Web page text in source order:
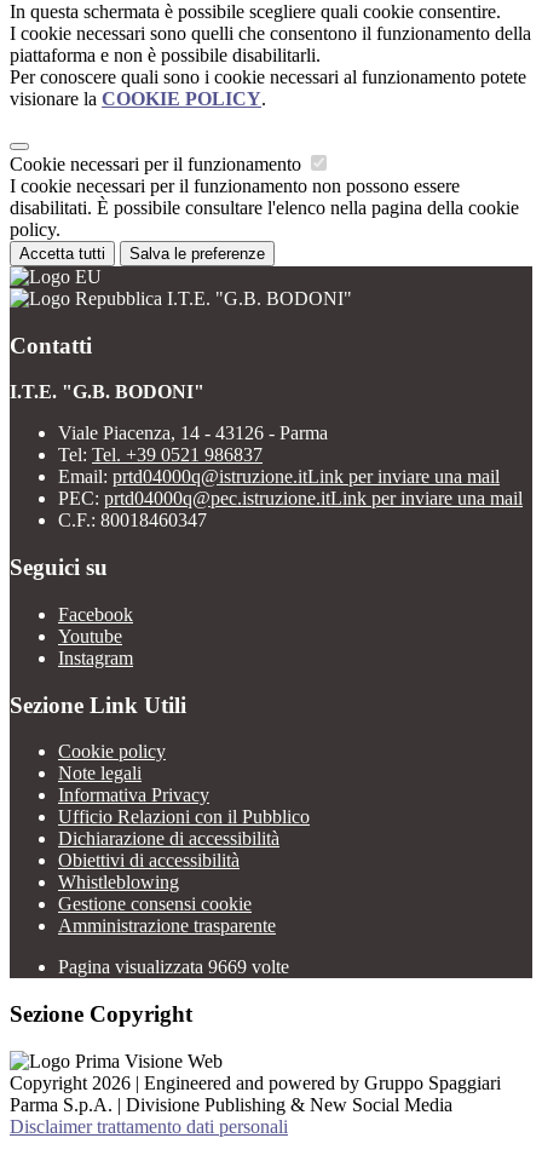
In questa schermata è possibile scegliere quali cookie consentire.
I cookie necessari sono quelli che consentono il funzionamento della
piattaforma e non è possibile disabilitarli.
Per conoscere quali sono i cookie necessari al funzionamento potete
visionare la COOKIE POLICY.
Cookie necessari per il funzionamento
I cookie necessari per il funzionamento non possono essere
disabilitati. È possibile consultare l'elenco nella pagina della cookie
policy.
Accetta tutti Salva le preferenze
I.T.E. "G.B. BODONI"
Contatti
I.T.E. "G.B. BODONI"
Viale Piacenza, 14 - 43126 - Parma
Tel: Tel. +39 0521 986837
Email: prtd04000q@istruzione.itLink per inviare una mail
PEC: prtd04000q@pec.istruzione.itLink per inviare una mail
C.F.: 80018460347
Seguici su
Facebook
Youtube
Instagram
Sezione Link Utili
Cookie policy
Note legali
Informativa Privacy
Ufficio Relazioni con il Pubblico
Dichiarazione di accessibilità
Obiettivi di accessibilità
Whistleblowing
Gestione consensi cookie
Amministrazione trasparente
Pagina visualizzata 9669 volte
Sezione Copyright
Copyright 2026 | Engineered and powered by Gruppo Spaggiari
Parma S.p.A. | Divisione Publishing & New Social Media
Disclaimer trattamento dati personali